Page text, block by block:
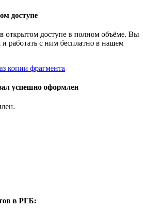
доступе
открытом доступе в полном объёме. Вы
и работать с ним бесплатно в нашем
копии фрагмента
успешно оформлен
в РГБ: